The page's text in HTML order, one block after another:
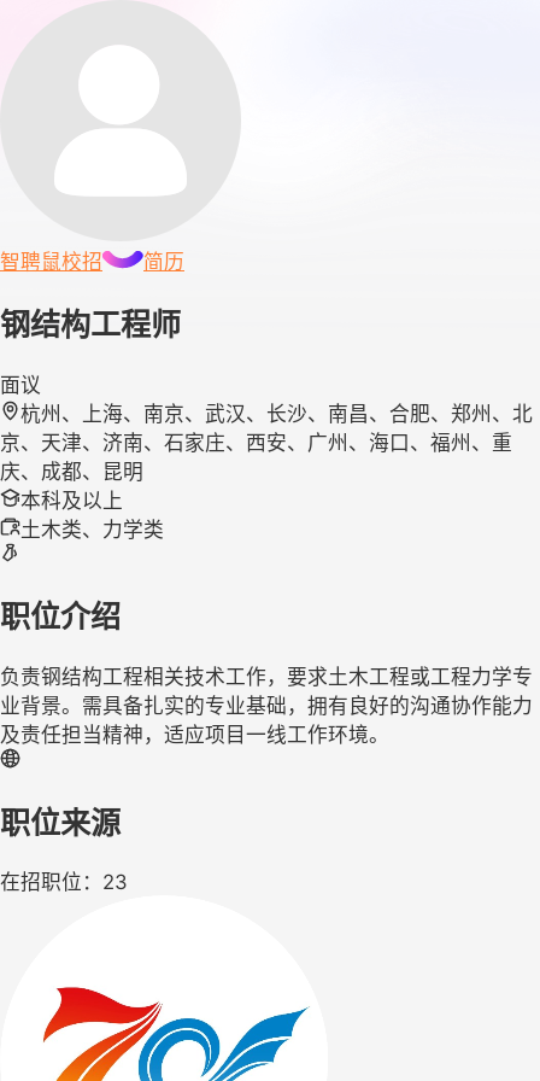
智聘鼠校招 简历
钢结构工程师
面议
杭州、上海、南京、武汉、长沙、南昌、合肥、郑州、北
京、天津、济南、石家庄、西安、广州、海口、福州、重
庆、成都、昆明
本科及以上
土木类、力学类
职位介绍
负责钢结构工程相关技术工作，要求土木工程或工程力学专
业背景。需具备扎实的专业基础，拥有良好的沟通协作能力
及责任担当精神，适应项目一线工作环境。
职位来源
在招职位：23